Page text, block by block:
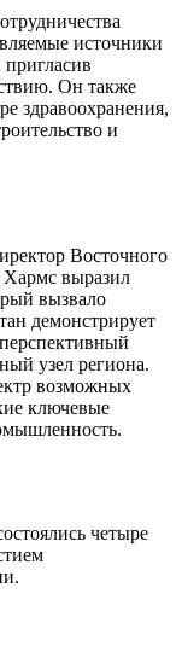
источники
Он также
здравоохранения,
и
Восточного
Хармс выразил
вызвало
демонстрирует
узел региона.
возможных
ключевые
четыре